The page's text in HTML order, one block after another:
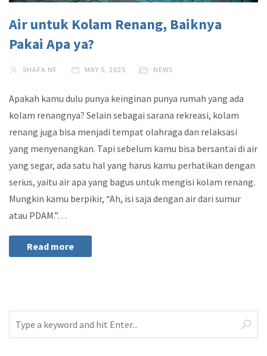
Air untuk Kolam Renang, Baiknya
Pakai Apa ya?
SHAFA NF MAY 5, 2025 NEWS
Apakah kamu dulu punya keinginan punya rumah yang ada
kolam renangnya? Selain sebagai sarana rekreasi, kolam
renang juga bisa menjadi tempat olahraga dan relaksasi
yang menyenangkan. Tapi sebelum kamu bisa bersantai di air
yang segar, ada satu hal yang harus kamu perhatikan dengan
serius, yaitu air apa yang bagus untuk mengisi kolam renang.
Mungkin kamu berpikir, “Ah, isi saja dengan air dari sumur
atau PDAM.”…
Read more